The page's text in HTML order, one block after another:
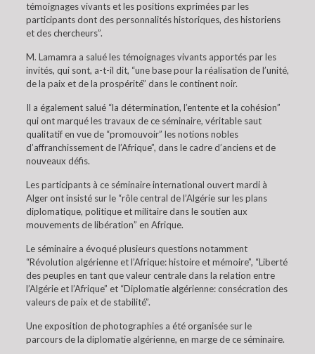
témoignages vivants et les positions exprimées par les
participants dont des personnalités historiques, des historiens
et des chercheurs”.
M. Lamamra a salué les témoignages vivants apportés par les
invités, qui sont, a-t-il dit, “une base pour la réalisation de l’unité,
de la paix et de la prospérité” dans le continent noir.
Il a également salué “la détermination, l’entente et la cohésion”
qui ont marqué les travaux de ce séminaire, véritable saut
qualitatif en vue de “promouvoir” les notions nobles
d’affranchissement de l’Afrique”, dans le cadre d’anciens et de
nouveaux défis.
Les participants à ce séminaire international ouvert mardi à
Alger ont insisté sur le “rôle central de l’Algérie sur les plans
diplomatique, politique et militaire dans le soutien aux
mouvements de libération” en Afrique.
Le séminaire a évoqué plusieurs questions notamment
“Révolution algérienne et l’Afrique: histoire et mémoire”, “Liberté
des peuples en tant que valeur centrale dans la relation entre
l’Algérie et l’Afrique” et “Diplomatie algérienne: consécration des
valeurs de paix et de stabilité”.
Une exposition de photographies a été organisée sur le
parcours de la diplomatie algérienne, en marge de ce séminaire.